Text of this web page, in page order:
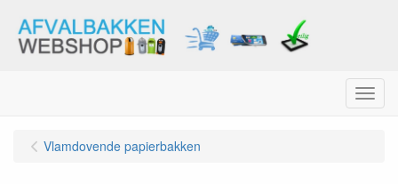
Menu
Vlamdovende papierbakken